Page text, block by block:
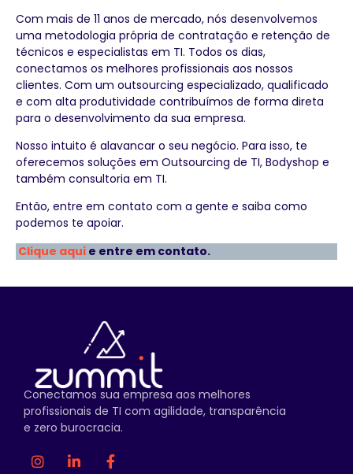
Com mais de 11 anos de mercado, nós desenvolvemos
uma metodologia própria de contratação e retenção de
técnicos e especialistas em TI. Todos os dias,
conectamos os melhores profissionais aos nossos
clientes. Com um outsourcing especializado, qualificado
e com alta produtividade contribuímos de forma direta
para o desenvolvimento da sua empresa.
Nosso intuito é alavancar o seu negócio. Para isso, te
oferecemos soluções em Outsourcing de TI, Bodyshop e
também consultoria em TI.
Então, entre em contato com a gente e saiba como
podemos te apoiar.
Clique aqui e entre em contato.
Conectamos sua empresa aos melhores
profissionais de TI com agilidade, transparência
e zero burocracia.